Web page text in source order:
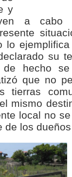
y
a cabo
lo
su
de hecho
que no
tierras
mismo
local no
de los